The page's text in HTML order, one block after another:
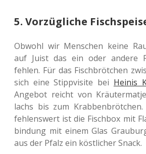
5. Vorzügliche
Obwohl wir Men­schen keine
auf Juist das ein oder andere
fehlen. Für das Fisch­bröt­chen
sich eine Stipp­vi­si­te bei Heinis
Ange­bot reicht von
lachs bis zum
feh­lens­wert ist die Fisch­box mit
bin­dung mit einem Glas
aus der Pfalz ein köst­li­cher Snack.